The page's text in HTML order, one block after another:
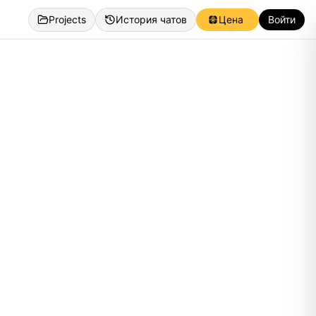
Projects История чатов Цена Войти